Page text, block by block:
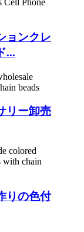
ョンクレ
...
リー卸売
りの色付